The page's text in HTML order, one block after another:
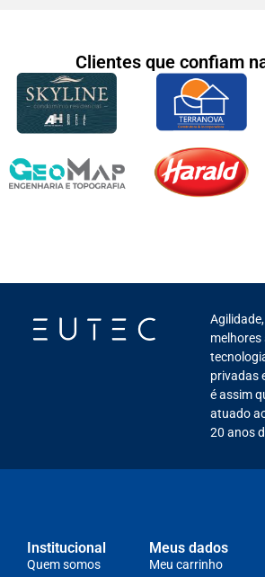
Clientes que confiam
melhores
privadas
é assim
atuado
20 anos
Institucional
Quem somos
Meus dados
Meu carrinho